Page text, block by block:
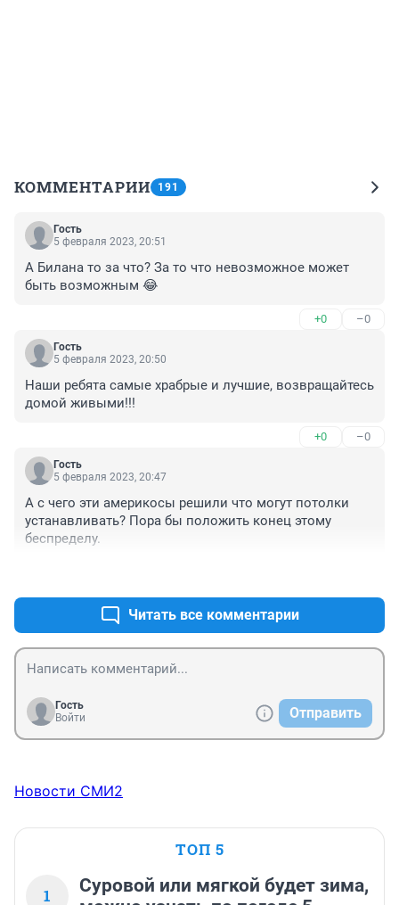
КОММЕНТАРИИ 191
Гость
5 февраля 2023, 20:51
А Билана то за что? За то что невозможное может
быть возможным 😂
+0 –0
Гость
5 февраля 2023, 20:50
Наши ребята самые храбрые и лучшие, возвращайтесь
домой живыми!!!
+0 –0
Гость
5 февраля 2023, 20:47
А с чего эти америкосы решили что могут потолки
устанавливать? Пора бы положить конец этому
беспределу.
Читать все комментарии
Гость
Войти
Отправить
Новости СМИ2
ТОП 5
1
Суровой или мягкой будет зима,